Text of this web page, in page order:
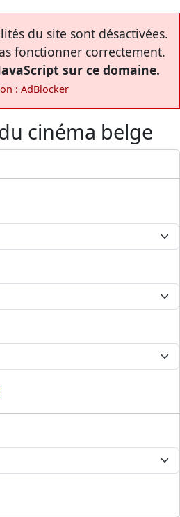
du site sont désactivées.
fonctionner correctement.
sur ce domaine.
: AdBlocker
cinéma belge